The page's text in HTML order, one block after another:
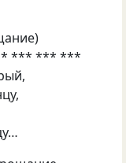
*** *** ***